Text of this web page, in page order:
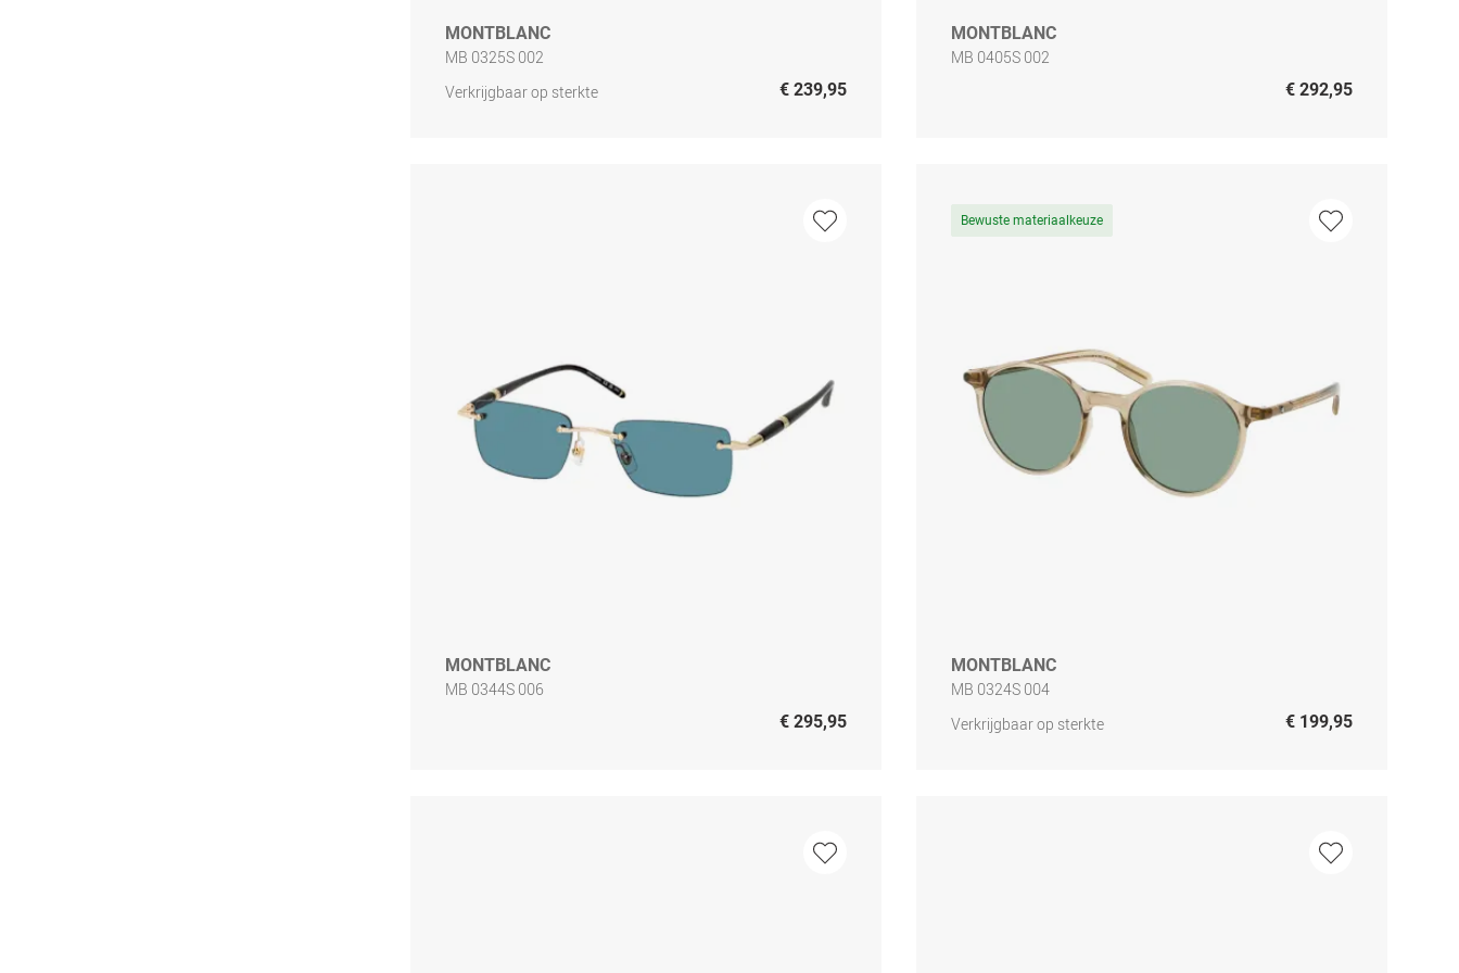
MONTBLANC
MB 0325S 002
Verkrijgbaar op sterkte
€ 239,95
MONTBLANC
MB 0405S 002
€ 292,95
MONTBLANC
MB 0344S 006
€ 295,95
Bewuste materiaalkeuze
MONTBLANC
MB 0324S 004
Verkrijgbaar op sterkte
€ 199,95